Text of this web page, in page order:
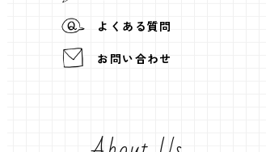
よくある質問
お問い合わせ